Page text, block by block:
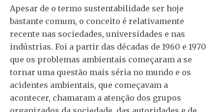
Apesar de o termo sustentabilidade ser hoje
bastante comum, o conceito é relativamente
recente nas sociedades, universidades e nas
indústrias. Foi a partir das décadas de 1960 e 1970
que os problemas ambientais começaram a se
tornar uma questão mais séria no mundo e os
acidentes ambientais, que começavam a
acontecer, chamaram a atenção dos grupos